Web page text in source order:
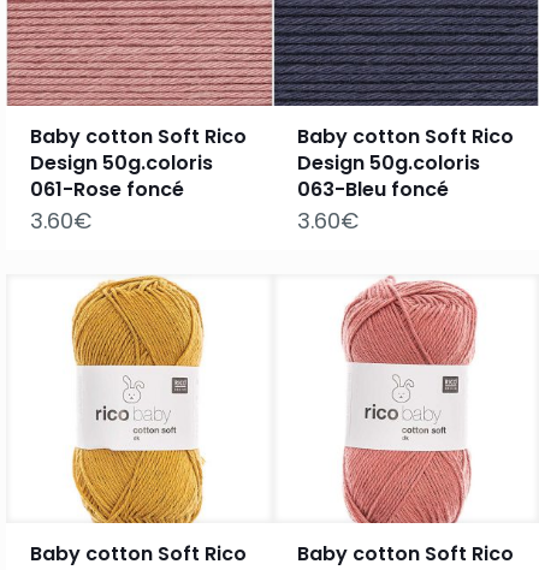
Baby cotton Soft Rico
Design 50g.coloris
061-Rose foncé
3.60€
Baby cotton Soft Rico
Design 50g.coloris
063-Bleu foncé
3.60€
Baby cotton Soft Rico
Baby cotton Soft Rico